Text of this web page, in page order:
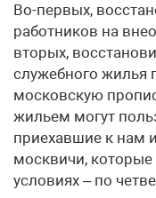
Во-первых,
работников на
вторых,
служебного
московскую
жильем могут
приехавшие к нам
москвичи,
условиях – по